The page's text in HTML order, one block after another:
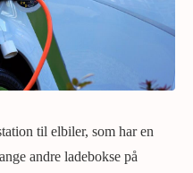
til elbiler, som har en
andre ladebokse på